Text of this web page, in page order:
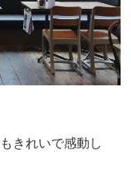
きれいで感動し